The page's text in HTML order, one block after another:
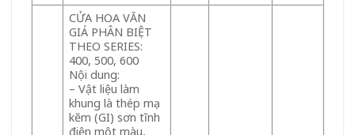
CỬA HOA VĂN
GIÁ PHÂN BIỆT
THEO SERIES:
400, 500, 600
Nội dung:
– Vật liệu làm
khung là thép mạ
kẽm (GI) sơn tĩnh
điện một màu,